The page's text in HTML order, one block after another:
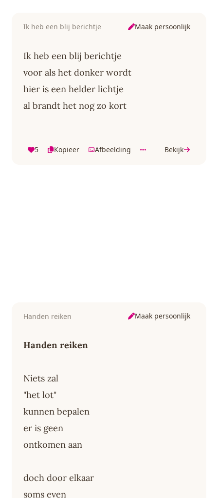
Ik heb een blij berichtje Maak persoonlijk
Ik heb een blij berichtje
voor als het donker wordt
hier is een helder lichtje
al brandt het nog zo kort
5 Kopieer Afbeelding Bekijk
Handen reiken Maak persoonlijk
Handen reiken
Niets zal
"het lot"
kunnen bepalen
er is geen
ontkomen aan
doch door elkaar
soms even